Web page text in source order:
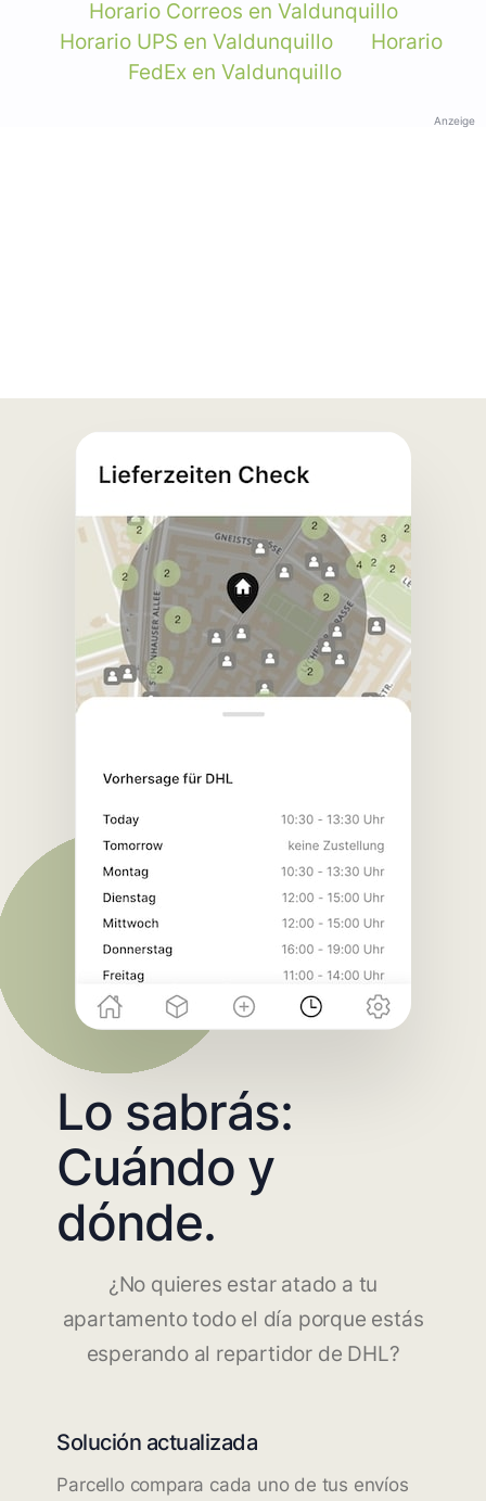
Horario Correos en Valdunquillo
Horario UPS en Valdunquillo
Horario
FedEx en Valdunquillo
Anzeige
Lo sabrás:
Cuándo y
dónde.
¿No quieres estar atado a tu
apartamento todo el día porque estás
esperando al repartidor de DHL?
Solución actualizada
Parcello compara cada uno de tus envíos